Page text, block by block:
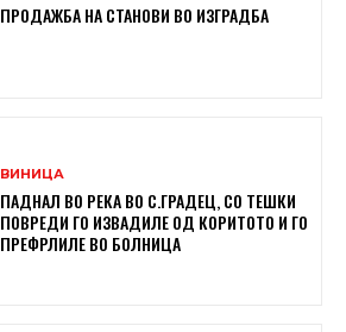
ПРОДАЖБА НА СТАНОВИ ВО ИЗГРАДБА
ВИНИЦА
ПАДНАЛ ВО РЕКА ВО С.ГРАДЕЦ, СО ТЕШКИ
ПОВРЕДИ ГО ИЗВАДИЛЕ ОД КОРИТОТО И ГО
ПРЕФРЛИЛЕ ВО БОЛНИЦА